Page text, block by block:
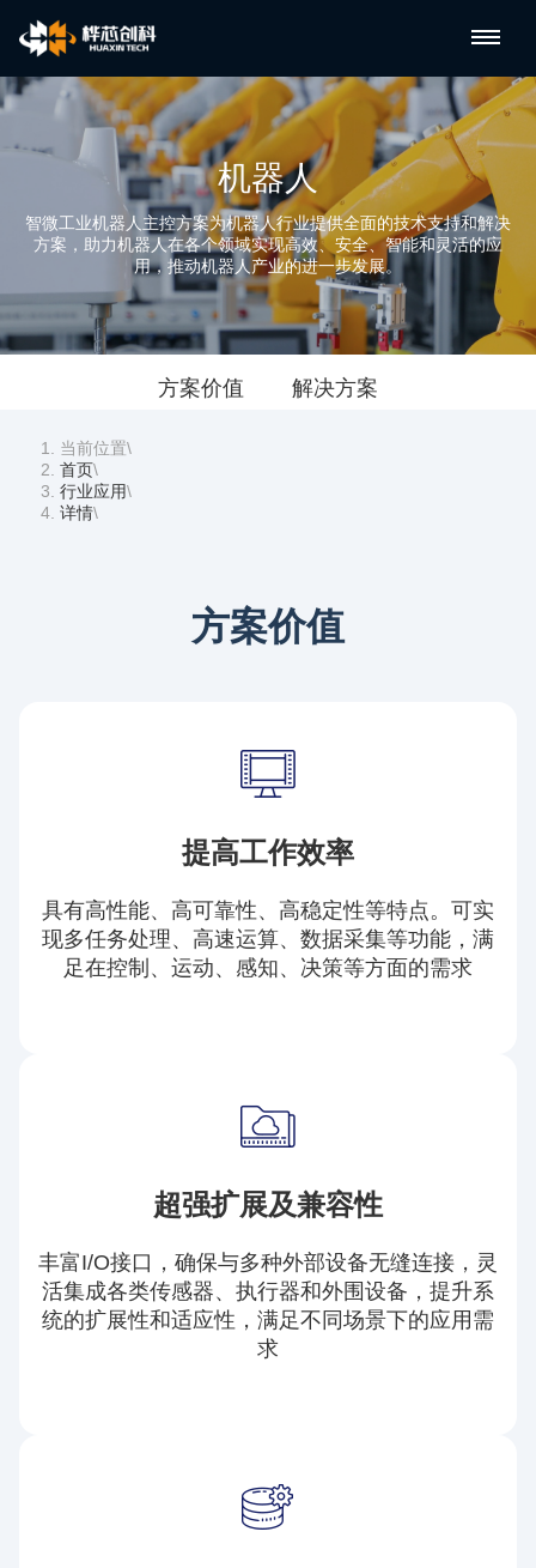
机器人
智微工业机器人主控方案为机器人行业提供全面的技术支持和解决
方案，助力机器人在各个领域实现高效、安全、智能和灵活的应
用，推动机器人产业的进一步发展。
方案价值 解决方案
当前位置\
首页\
行业应用\
详情\
方案价值
提高工作效率
具有高性能、高可靠性、高稳定性等特点。可实
现多任务处理、高速运算、数据采集等功能，满
足在控制、运动、感知、决策等方面的需求
超强扩展及兼容性
丰富I/O接口，确保与多种外部设备无缝连接，灵
活集成各类传感器、执行器和外围设备，提升系
统的扩展性和适应性，满足不同场景下的应用需
求